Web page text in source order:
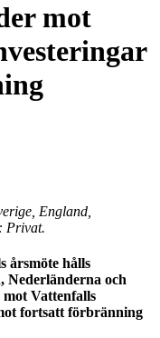
mot
England,
Privat.
årsmöte hålls
Nederländerna och
Vattenfalls
fortsatt förbränning